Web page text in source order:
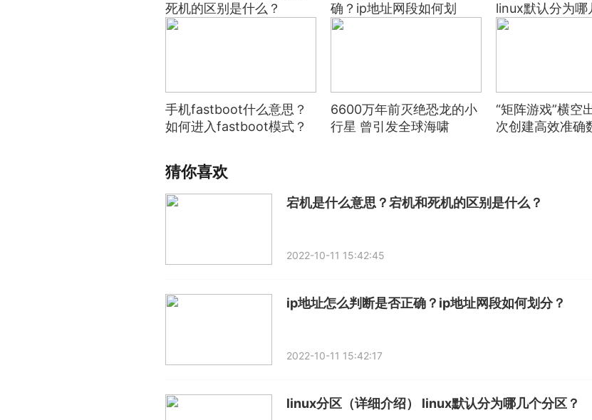
死机的区别是什么？
确？ip地址网段如何划
分？
linux默认分为哪
区？
手机fastboot什么意思？
如何进入fastboot模式？
6600万年前灭绝恐龙的小
行星 曾引发全球海啸
“矩阵游戏”横空
次创建高效准确
猜你喜欢
宕机是什么意思？宕机和死机的区别是什么？
2022-10-11 15:42:45
ip地址怎么判断是否正确？ip地址网段如何划分？
2022-10-11 15:42:17
linux分区（详细介绍） linux默认分为哪几个分区？